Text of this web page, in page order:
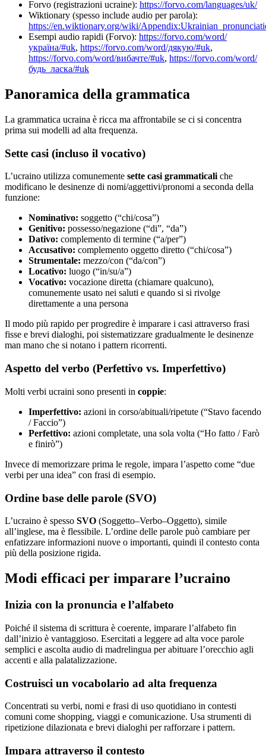
Forvo (registrazioni ucraine): https://forvo.com/languages/uk/
Wiktionary (spesso include audio per parola):
https://en.wiktionary.org/wiki/
Esempi audio rapidi (Forvo): https://forvo.com/word/
україна/#uk, https://forvo.com/word/дякую/#uk,
https://forvo.com/word/вибачте/#uk, https://forvo.com/word/
будь_ласка/#uk
Panoramica della grammatica
La grammatica ucraina è ricca ma affrontabile se ci si concentra
prima sui modelli ad alta frequenza.
Sette casi (incluso il vocativo)
L’ucraino utilizza comunemente sette casi grammaticali che
modificano le desinenze di nomi/aggettivi/pronomi a seconda della
funzione:
Nominativo: soggetto (“chi/cosa”)
Genitivo: possesso/negazione (“di”, “da”)
Dativo: complemento di termine (“a/per”)
Accusativo: complemento oggetto diretto (“chi/cosa”)
Strumentale: mezzo/con (“da/con”)
Locativo: luogo (“in/su/a”)
Vocativo: vocazione diretta (chiamare qualcuno),
comunemente usato nei saluti e quando si si rivolge
direttamente a una persona
Il modo più rapido per progredire è imparare i casi attraverso frasi
fisse e brevi dialoghi, poi sistematizzare gradualmente le desinenze
man mano che si notano i pattern ricorrenti.
Aspetto del verbo (Perfettivo vs. Imperfettivo)
Molti verbi ucraini sono presenti in coppie:
Imperfettivo: azioni in corso/abituali/ripetute (“Stavo facendo
/ Faccio”)
Perfettivo: azioni completate, una sola volta (“Ho fatto / Farò
e finirò”)
Invece di memorizzare prima le regole, impara l’aspetto come “due
verbi per una idea” con frasi di esempio.
Ordine base delle parole (SVO)
L’ucraino è spesso SVO (Soggetto–Verbo–Oggetto), simile
all’inglese, ma è flessibile. L’ordine delle parole può cambiare per
enfatizzare informazioni nuove o importanti, quindi il contesto conta
più della posizione rigida.
Modi efficaci per imparare l’ucraino
Inizia con la pronuncia e l’alfabeto
Poiché il sistema di scrittura è coerente, imparare l’alfabeto fin
dall’inizio è vantaggioso. Esercitati a leggere ad alta voce parole
semplici e ascolta audio di madrelingua per abituare l’orecchio agli
accenti e alla palatalizzazione.
Costruisci un vocabolario ad alta frequenza
Concentrati su verbi, nomi e frasi di uso quotidiano in contesti
comuni come shopping, viaggi e comunicazione. Usa strumenti di
ripetizione dilazionata e brevi dialoghi per rafforzare i pattern.
Impara attraverso il contesto